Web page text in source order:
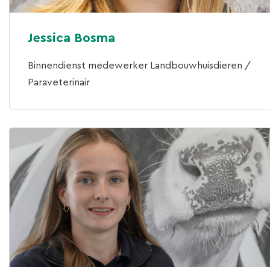
Jessica Bosma
Binnendienst medewerker Landbouwhuisdieren /
Paraveterinair